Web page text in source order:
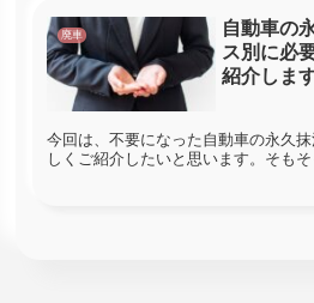
廃車
自動車の
ス別に必
紹介しま
今回は、不要になった自動車の永久
しくご紹介したいと思います。そも
も「何それ？」と、何のことか全く
くないかもしれませんね。永久抹消